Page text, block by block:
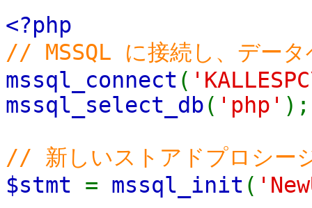
<?php
// MSSQL に接続し、データ
mssql_connect (
mssql_select_db( 'php' );
// 新しいストアドプロシー
$stmt = mssql_init (